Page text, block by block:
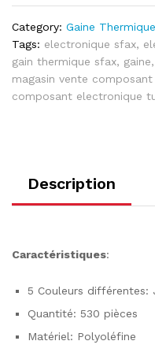
Category: Gaine Thermique
Tags: electronique sfax,
gain thermique sfax, gaine,
magasin vente
composant electronique
Description
Caractéristiques:
5 Couleurs différentes:
Quantité: 530 pièces
Matériel: Polyoléfine